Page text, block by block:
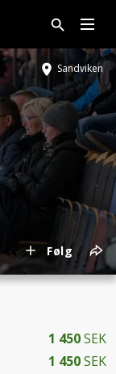
Sandviken
Følg
1 450SEK
1 450SEK